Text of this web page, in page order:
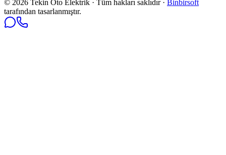
© 2026 Tekin Oto Elektrik · Tüm hakları saklıdır · Binbirsoft
tarafından tasarlanmıştır.